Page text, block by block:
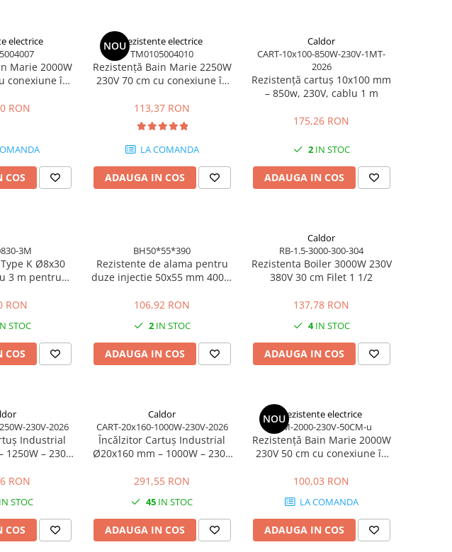
electrice
Marie 2000W
conexiune în
RON
COS
NOURezistente electrice
TM0105004010
Rezistență Bain Marie 2250W
230V 70 cm cu conexiune în
113,37 RON
LA COMANDA
ADAUGA IN COS
Caldor
CART-10x100-850W-230V-1MT-
2026
Rezistență cartuș 10x100 mm
– 850w, 230V, cablu 1 m
175,26 RON
2IN STOC
ADAUGA IN COS
3M
K Ø8x30
3 m pentru
RON
STOC
COS
BH50*55*390
Rezistente de alama pentru
duze injectie 50x55 mm 400W
productie industriala
106,92 RON
2IN STOC
ADAUGA IN COS
Caldor
RB-1.5-3000-300-304
Rezistenta Boiler 3000W 230V
380V 30 cm Filet 1 1/2
137,78 RON
4IN STOC
ADAUGA IN COS
230V-2026
Industrial
– 230V
RON
IN STOC
COS
Caldor
CART-20x160-1000W-230V-2026
Încălzitor Cartuș Industrial
Ø20x160 mm – 1000W – 230V
291,55 RON
45 IN STOC
ADAUGA IN COS
NOURezistente electrice
RBM-2000-230V-50CM-u
Rezistență Bain Marie 2000W
230V 50 cm cu conexiune în
100,03 RON
LA COMANDA
ADAUGA IN COS